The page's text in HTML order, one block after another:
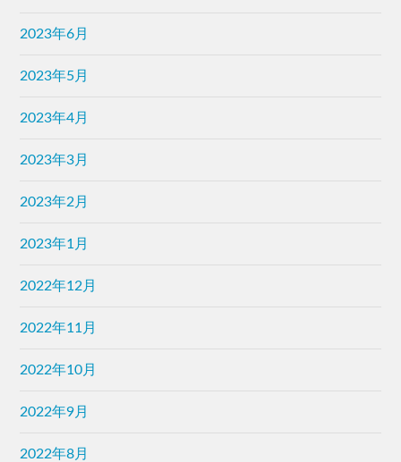
2023年6月
2023年5月
2023年4月
2023年3月
2023年2月
2023年1月
2022年12月
2022年11月
2022年10月
2022年9月
2022年8月